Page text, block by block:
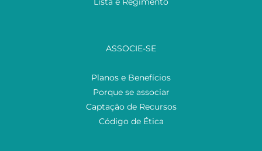
ASSOCIE-SE
Planos e Benefícios
Porque se associar
Captação de Recursos
Código de Ética